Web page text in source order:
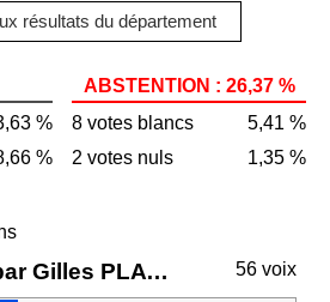
résultats du département
%
%
ABSTENTION : 26,37 %
8 votes blancs
5,41 %
2 votes nuls
1,35 %
Liste conduite par Gilles PLATRET 56 voix